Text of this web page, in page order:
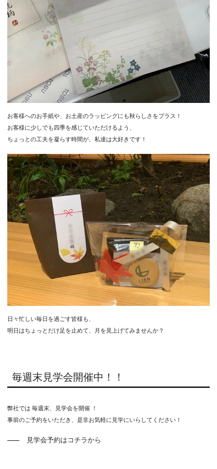
お客様へのお手紙や、お土産のラッピングにも秋らしさをプラス！
お客様に少しでも四季を感じていただけるよう、
ちょっとの工夫を凝らす時間が、私達は大好きです！
日々忙しい毎日を過ごす皆様も、
明日はちょっとだけ足を止めて、月を見上げてみませんか？
毎週末見学会開催中！！
弊社では 毎週末、見学会を開催 ！
事前のご予約をいただき、是非お気軽に見学にいらしてください！
見学会予約はコチラから